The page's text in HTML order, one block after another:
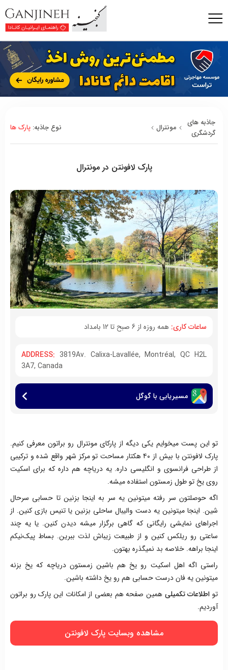
جاذبه های
گردشگری
مونترال نوع جاذبه: پارک ها
پارک لافونتن در مونترال
ساعات کاری: همه روزه از 6 صبح تا 12 بامداد
ADDRESS: 3819Av. Calixa-Lavallée, Montréal, QC H2L
3A7, Canada
مسیریابی با گوگل
تو این پست میخوایم یکی دیگه از پارکای مونترال رو براتون معرفی کنیم.
پارک لافونتن با بیش از ۴۰ هکتار مساحت تو مرکز شهر واقع شده و ترکیبی
از طراحی فرانسوی و انگلیسی داره. یه دریاچه هم داره که برای اسکیت
روی یخ تو طول زمستون استفاده میشه.
اگه حوصلتون سر رفته میتونین یه سر به اینجا بزنین تا حسابی سرحال
شین. اینجا میتونین یه دست والیبال ساحلی بزنین یا تنیس بازی کنین. از
اجراهای نمایشی رایگانی که گاهی برگزار میشه دیدن کنین. یا یه چند
ساعتی رو ریلکس کنین و از طبیعت زیباش لذت ببرین. بساط پیک‌نیکم
اینجا براهه. خلاصه بد نمیگذره بهتون.
راستی اگه اهل اسکیت رو یخ هم باشین زمستون دریاچه که یخ بزنه
میتونین یه فان درست حسابی هم رو یخ داشته باشین.
تو اطلاعات تکمیلی همین صفحه هم بعضی از امکانات این پارک رو براتون
آوردیم.
مشاهده وبسایت پارک لافونتن